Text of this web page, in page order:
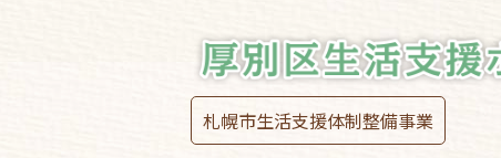
札幌市生活支援体制整備事業